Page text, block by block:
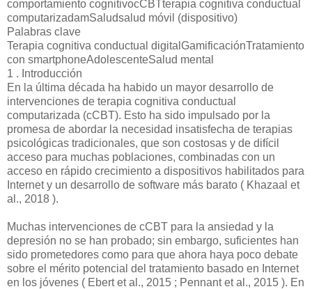
comportamiento cognitivocCBTterapia cognitiva conductual
computarizadamSaludsalud móvil (dispositivo)
Palabras clave
Terapia cognitiva conductual digitalGamificaciónTratamiento
con smartphoneAdolescenteSalud mental
1 . Introducción
En la última década ha habido un mayor desarrollo de
intervenciones de terapia cognitiva conductual
computarizada (cCBT). Esto ha sido impulsado por la
promesa de abordar la necesidad insatisfecha de terapias
psicológicas tradicionales, que son costosas y de difícil
acceso para muchas poblaciones, combinadas con un
acceso en rápido crecimiento a dispositivos habilitados para
Internet y un desarrollo de software más barato ( Khazaal et
al., 2018 ).
Muchas intervenciones de cCBT para la ansiedad y la
depresión no se han probado; sin embargo, suficientes han
sido prometedores como para que ahora haya poco debate
sobre el mérito potencial del tratamiento basado en Internet
en los jóvenes ( Ebert et al., 2015 ; Pennant et al., 2015 ). En